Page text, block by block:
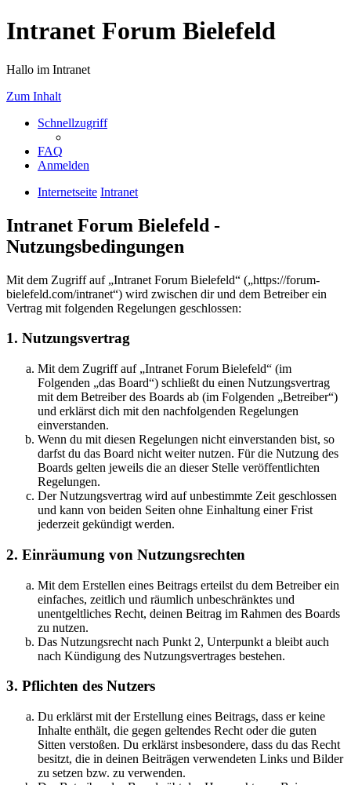
Intranet Forum Bielefeld
Hallo im Intranet
Zum Inhalt
Schnellzugriff
FAQ
Anmelden
Internetseite Intranet
Intranet Forum Bielefeld -
Nutzungsbedingungen
Mit dem Zugriff auf „Intranet Forum Bielefeld“ („https://forum-
bielefeld.com/intranet“) wird zwischen dir und dem Betreiber ein
Vertrag mit folgenden Regelungen geschlossen:
1. Nutzungsvertrag
Mit dem Zugriff auf „Intranet Forum Bielefeld“ (im
Folgenden „das Board“) schließt du einen Nutzungsvertrag
mit dem Betreiber des Boards ab (im Folgenden „Betreiber“)
und erklärst dich mit den nachfolgenden Regelungen
einverstanden.
Wenn du mit diesen Regelungen nicht einverstanden bist, so
darfst du das Board nicht weiter nutzen. Für die Nutzung des
Boards gelten jeweils die an dieser Stelle veröffentlichten
Regelungen.
Der Nutzungsvertrag wird auf unbestimmte Zeit geschlossen
und kann von beiden Seiten ohne Einhaltung einer Frist
jederzeit gekündigt werden.
2. Einräumung von Nutzungsrechten
Mit dem Erstellen eines Beitrags erteilst du dem Betreiber ein
einfaches, zeitlich und räumlich unbeschränktes und
unentgeltliches Recht, deinen Beitrag im Rahmen des Boards
zu nutzen.
Das Nutzungsrecht nach Punkt 2, Unterpunkt a bleibt auch
nach Kündigung des Nutzungsvertrages bestehen.
3. Pflichten des Nutzers
Du erklärst mit der Erstellung eines Beitrags, dass er keine
Inhalte enthält, die gegen geltendes Recht oder die guten
Sitten verstoßen. Du erklärst insbesondere, dass du das Recht
besitzt, die in deinen Beiträgen verwendeten Links und Bilder
zu setzen bzw. zu verwenden.